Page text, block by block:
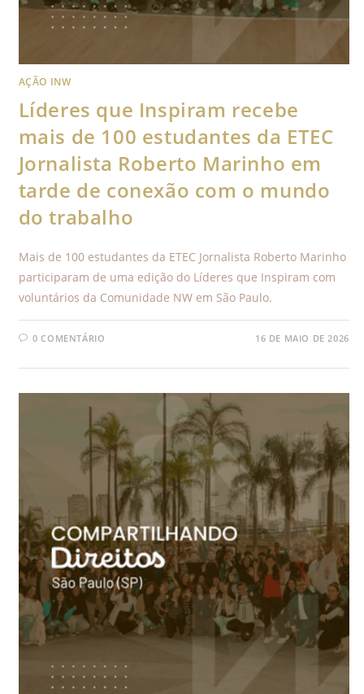
AÇÃO INW
Líderes que Inspiram recebe
mais de 100 estudantes da ETEC
Jornalista Roberto Marinho em
tarde de conexão com o mundo
do trabalho
Mais de 100 estudantes da ETEC Jornalista Roberto Marinho
participaram de uma edição do Líderes que Inspiram com
voluntários da Comunidade NW em São Paulo.
0 COMENTÁRIO 16 DE MAIO DE 2026